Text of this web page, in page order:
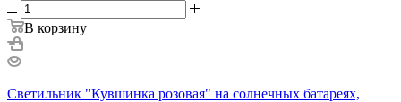
В корзину
Светильник "Кувшинка розовая" на солнечных батареях,